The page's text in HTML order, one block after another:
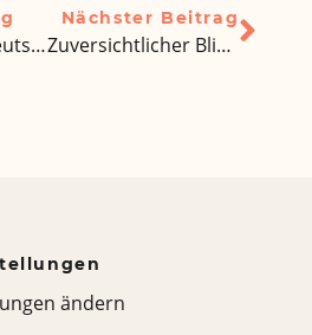
„Ansehen der deutschen Bildung in Ägypten ist sehr groß“
Nächster Beitrag
Zuversichtlicher Blick in die Zukunft für die Deutschen Auslandsschulen – von Dr. Thomas Lother
ändern